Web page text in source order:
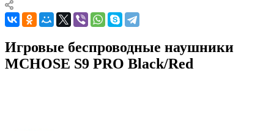
Игровые беспроводные наушники
MCHOSE S9 PRO Black/Red